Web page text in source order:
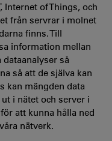
Internet of Things, och
från servrar i molnet
finns. Till
information mellan
så
så att de själva kan
kan mängden data
i nätet och server i
att kunna hålla ned
nätverk.